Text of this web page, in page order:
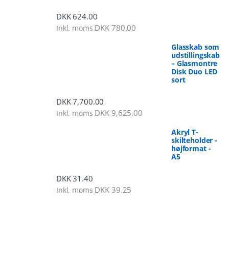
DKK624.00
Inkl. moms DKK 780.00
Glasskab som
udstillingskab
– Glasmontre
Disk Duo LED
sort
DKK7,700.00
Inkl. moms DKK 9,625.00
Akryl T-
skilteholder -
højformat -
A5
DKK31.40
Inkl. moms DKK 39.25